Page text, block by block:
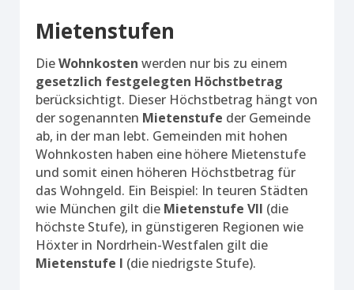
Mietenstufen
DieWohnkosten werden nur bis zu einem
gesetzlich festgelegten Höchstbetrag
berücksichtigt. Dieser Höchstbetrag hängt von
der sogenannten Mietenstufe der Gemeinde
ab, in der man lebt. Gemeinden mit hohen
Wohnkosten haben eine höhere Mietenstufe
und somit einen höheren Höchstbetrag für
das Wohngeld. Ein Beispiel: In teuren Städten
wie München gilt die Mietenstufe VII (die
höchste Stufe), in günstigeren Regionen wie
Höxter in Nordrhein-Westfalen gilt die
Mietenstufe I (die niedrigste Stufe).